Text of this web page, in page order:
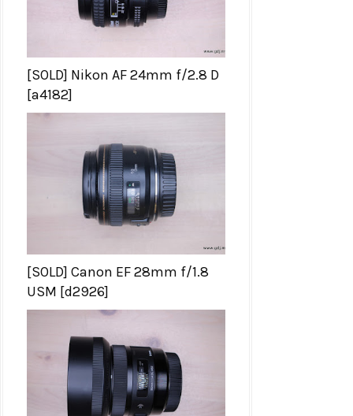
[SOLD] Nikon AF 24mm f/2.8 D
[a4182]
[SOLD] Canon EF 28mm f/1.8
USM [d2926]